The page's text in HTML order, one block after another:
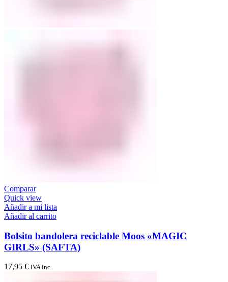
Comparar
Quick view
Añadir a mi lista
Añadir al carrito
Bolsito bandolera reciclable Moos «MAGIC
GIRLS» (SAFTA)
17,95 € IVA inc.